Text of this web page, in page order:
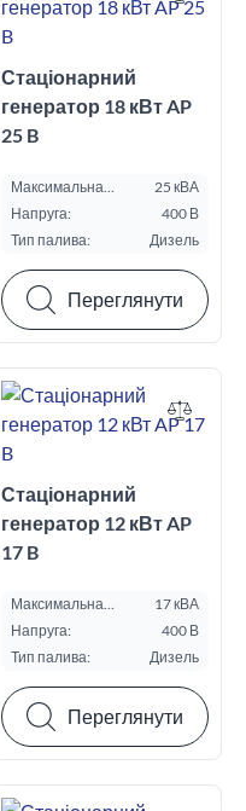
Стаціонарний
генератор 18 кВт AP
25 B
Максимальна
потужність ESP, кВА:
25 кВА
Напруга:
400 В
Тип палива:
Дизель
Переглянути
Стаціонарний
генератор 12 кВт AP
17 B
Максимальна
потужність ESP, кВА:
17 кВА
Напруга:
400 В
Тип палива:
Дизель
Переглянути